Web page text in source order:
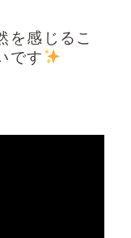
を感じるこ
です